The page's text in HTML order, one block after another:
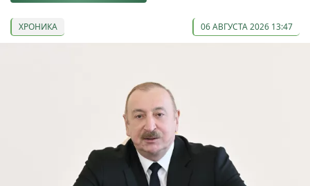
ХРОНИКА 06 АВГУСТА 2026 13:47